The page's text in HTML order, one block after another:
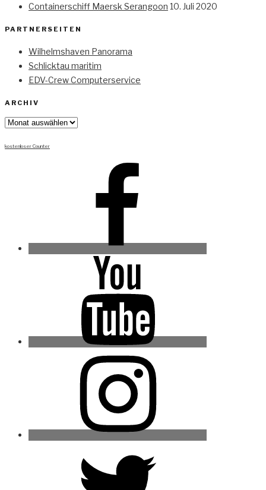
Containerschiff Maersk Serangoon 10. Juli 2020
PARTNERSEITEN
Wilhelmshaven Panorama
Schlicktau maritim
EDV-Crew Computerservice
ARCHIV
Archiv
kostenloser Counter